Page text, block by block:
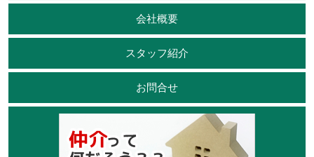
会社概要
スタッフ紹介
お問合せ